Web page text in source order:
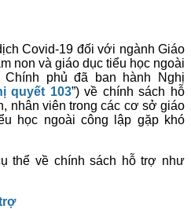
Covid-19 đối với ngành Giáo
non và giáo dục tiểu học ngoài
Chính phủ đã ban hành Nghị
quyết 103”) về chính sách hỗ
nhân viên trong các cơ sở giáo
học ngoài công lập gặp khó
thể về chính sách hỗ trợ như